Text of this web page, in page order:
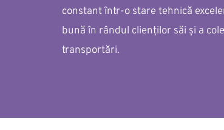
constant într-o stare tehnică
bună în rândul clienților săi și a
transportări.